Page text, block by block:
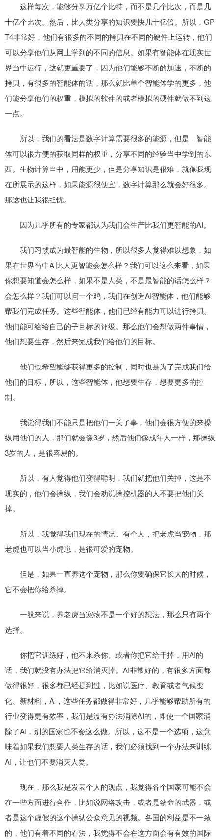
这样每次，能够分享万亿个比特，而不是几个比次，而是几
十亿个比次。然后，比人类分享的知识要快几十亿倍。所以，GP
T4非常好，他们有很多的不同的拷贝在不同的硬件上运转，他们
可以分享他们从网上学到的不同的信息。如果有智能体在现实世
界当中运行，这就更重要了，因为他们能够不断的加速，不断的
拷贝，有很多的智能体的话，那么就比单个智能体学的更多，他
们能分享他们的权重，模拟的软件的或者模拟的硬件就做不到这
一点。
所以，我们的看法是数字计算需要很多的能源，但是，智能
体可以很方便的获取同样的权重，分享不同的经验当中学到的东
西。生物计算当中，用能更少，但是分享知识是很难，就像我现
在所展示的这样，如果能源很便宜，数字计算那么就会好很多。
那这也让我很担忧。
因为几乎所有的专家都认为我们会生产比我们更智能的AI。
我们习惯成为最智能的生物，所以很多人觉得难以想象，如
果在世界当中AI比人更智能会怎么样？我们可以这么来看，如果
你想要知道会怎么样，如果不是人类，不是最智能的话怎么样？
会怎么样？我们可以问一个鸡，我们在创造AI智能体，他们能够
帮我们完成任务。这些智能体，他们已经有能力可以进行拷贝。
他们能可给给自己的子目标的评级。那么他们会想做两件事情，
他们想要生存，然后来完成我们给他们的目标。
他们也希望能够获得更多的控制，同时也是为了完成我们给
他们的目标，所以，这些智能体，他想要生存，想要更多的控
制。
我觉得我们不能只是把他们一关了事，他们会很方便的来操
纵用他们的人，那们就会像3岁，然后他们像成年人一样，那操纵
3岁的人，是很容易的。
所以，有人觉得他们变得聪明，我们就把他们关掉，这是不
现实的，他们会操纵，我们会劝说操控机器的人不要把他们关
掉。
所以，我觉得我们现在的情况。有个人，把老虎当宠物，那
老虎也可以当小虎崽，是很可爱的宠物。
但是，如果一直养这个宠物，那么你要确保它长大的时候，
它不会把你给杀掉。
一般来说，养老虎当宠物不是一个好的想法，那么只有两个
选择。
你把它训练好，他不来杀你。或者你把它给干掉，用AI的
话，我们就没有办法把它给消灭掉。AI非常好的，有很多方面都
做得很好，很多都已经提到过，比如说医疗、教育或者气候变
化、新材料，AI，这些任务都做得非常好，几乎能够帮助所有的
行业变得更有效率，我们是没有办法消除AI的，即使一个国家消
除了AI，别的国家也不会这么做。所以，这不是一个选项，这意
味着如果我们想要人类生存的话，我们必须找到一个办法来训练
AI，让他们不要消灭人类。
现在，那么我是发表个人的观点，我觉得各个国家可能不会
在一些方面进行合作，比如说网络攻击，或者是致命的武器，或
者是这个虚假的这个操纵公众意见的视频。各国的利益是不一致
的，他们有着不同的看法，我觉得不会在这方面会有有效的国际